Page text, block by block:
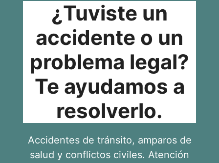
¿Tuviste un
accidente o un
problema legal?
Te ayudamos a
resolverlo.
Accidentes de tránsito, amparos de
salud y conflictos civiles. Atención